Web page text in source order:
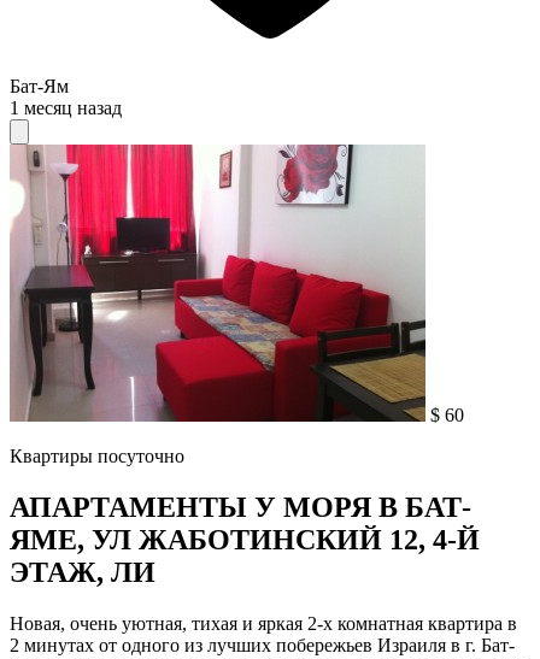
Бат-Ям
1 месяц назад
$ 60
Квартиры посуточно
АПАРТАМЕНТЫ У МОРЯ В БАТ-
ЯМЕ, УЛ ЖАБОТИНСКИЙ 12, 4-Й
ЭТАЖ, ЛИ
Новая, очень уютная, тихая и яркая 2-х комнатная квартира в
2 минутах от одного из лучших побережьев Израиля в г. Бат-